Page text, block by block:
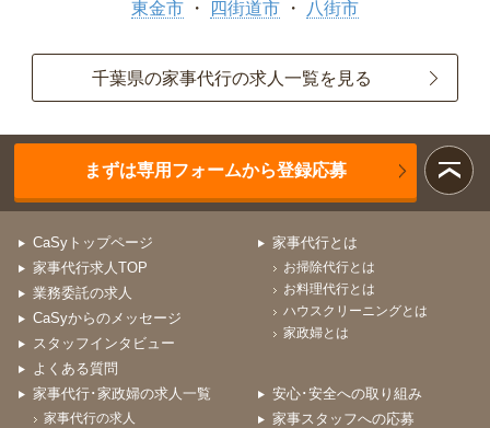
東金市
四街道市 八街市
千葉県の家事代行の求人一覧を見る
まずは専用フォームから登録応募
CaSyトップページ
家事代行求人TOP
業務委託の求人
CaSyからのメッセージ
スタッフインタビュー
よくある質問
家事代行とは
お掃除代行とは
お料理代行とは
ハウスクリーニングとは
家政婦とは
家事代行･家政婦の求人一覧
家事代行の求人
安心･安全への取り組み
家事スタッフへの応募